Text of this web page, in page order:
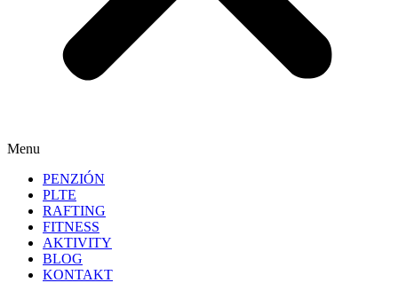
Menu
PENZIÓN
PLTE
RAFTING
FITNESS
AKTIVITY
BLOG
KONTAKT